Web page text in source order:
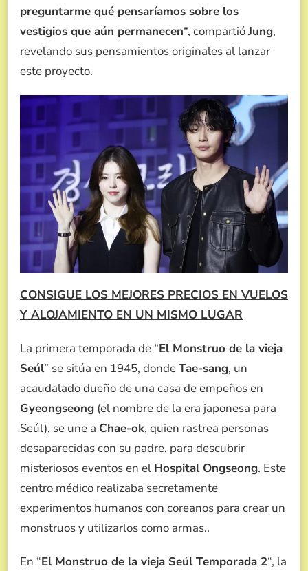
preguntarme qué pensaríamos sobre los
vestigios que aún permanecen“, compartióJung,
revelando sus pensamientos originales al lanzar
este proyecto.
CONSIGUE LOS MEJORES PRECIOS EN VUELOS
Y ALOJAMIENTO EN UN MISMO LUGAR
La primera temporada de “El Monstruo de la vieja
Seúl” se sitúa en 1945, dondeTae-sang, un
acaudalado dueño de una casa de empeños en
Gyeongseong (el nombre de la era japonesa para
Seúl), se une a Chae-ok, quien rastrea personas
desaparecidas con su padre, para descubrir
misteriosos eventos en el Hospital Ongseong. Este
centro médico realizaba secretamente
experimentos humanos con coreanos para crear un
monstruos y utilizarlos como armas..
En “El Monstruo de la vieja Seúl Temporada 2“, la